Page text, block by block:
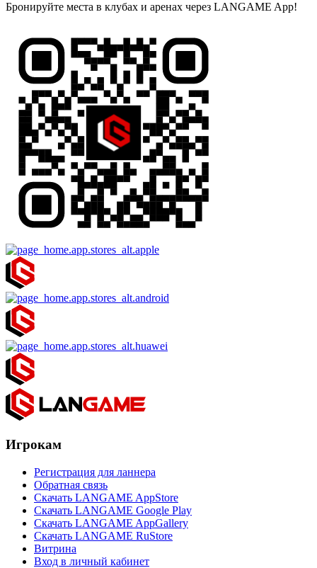
Бронируйте места в клубах и аренах через LANGAME App!
Игрокам
Регистрация для ланнера
Обратная связь
Скачать LANGAME AppStore
Скачать LANGAME Google Play
Скачать LANGAME AppGallery
Скачать LANGAME RuStore
Витрина
Вход в личный кабинет